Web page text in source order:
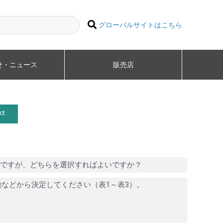
グローバルサイトはこちら
・ニュース 販売店
すが、どちらを選択すればよいですか？
どから決定してください（表1～表3）。